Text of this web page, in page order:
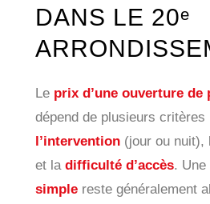
DANS LE 20ᵉ
Le prix d’une ouverture de
dépend de plusieurs critères
l’intervention(jour ou nuit),
et la difficulté d’accès. Une
simplereste généralement